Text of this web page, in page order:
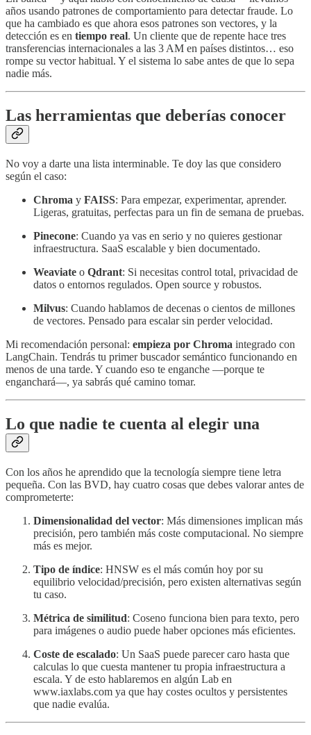
años usando patrones de comportamiento para detectar fraude. Lo
que ha cambiado es que ahora esos patrones son vectores, y la
detección es en tiempo real. Un cliente que de repente hace tres
transferencias internacionales a las 3 AM en países distintos… eso
rompe su vector habitual. Y el sistema lo sabe antes de que lo sepa
nadie más.
Las herramientas que deberías conocer
No voy a darte una lista interminable. Te doy las que considero
según el caso:
Chroma y FAISS: Para empezar, experimentar, aprender.
Ligeras, gratuitas, perfectas para un fin de semana de pruebas.
Pinecone: Cuando ya vas en serio y no quieres gestionar
infraestructura. SaaS escalable y bien documentado.
Weaviate o Qdrant: Si necesitas control total, privacidad de
datos o entornos regulados. Open source y robustos.
Milvus: Cuando hablamos de decenas o cientos de millones
de vectores. Pensado para escalar sin perder velocidad.
Mi recomendación personal: empieza por Chroma integrado con
LangChain. Tendrás tu primer buscador semántico funcionando en
menos de una tarde. Y cuando eso te enganche —porque te
enganchará—, ya sabrás qué camino tomar.
Lo que nadie te cuenta al elegir una
Con los años he aprendido que la tecnología siempre tiene letra
pequeña. Con las BVD, hay cuatro cosas que debes valorar antes de
comprometerte:
Dimensionalidad del vector: Más dimensiones implican más
precisión, pero también más coste computacional. No siempre
más es mejor.
Tipo de índice: HNSW es el más común hoy por su
equilibrio velocidad/precisión, pero existen alternativas según
tu caso.
Métrica de similitud: Coseno funciona bien para texto, pero
para imágenes o audio puede haber opciones más eficientes.
Coste de escalado: Un SaaS puede parecer caro hasta que
calculas lo que cuesta mantener tu propia infraestructura a
escala. Y de esto hablaremos en algún Lab en
www.iaxlabs.com ya que hay costes ocultos y persistentes
que nadie evalúa.